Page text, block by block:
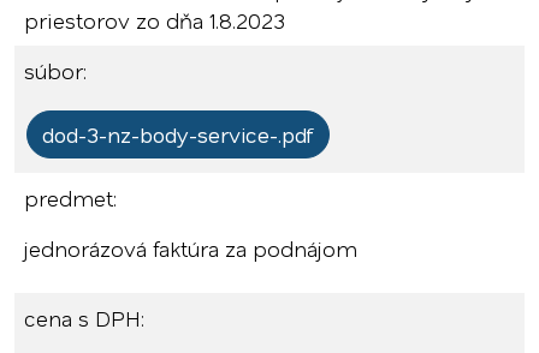
priestorov zo dňa 1.8.2023
súbor:
dod-3-nz-body-service-.pdf
predmet:
jednorázová faktúra za podnájom
cena s DPH: